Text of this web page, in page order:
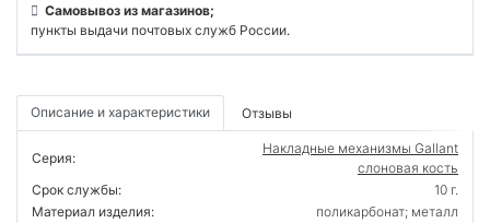
Самовывоз из магазинов;
пункты выдачи почтовых служб России.
Описание и характеристики Отзывы
Серия:
Накладные механизмы Gallant
слоновая кость
Срок службы:
10 г.
Материал изделия:
поликарбонат; металл